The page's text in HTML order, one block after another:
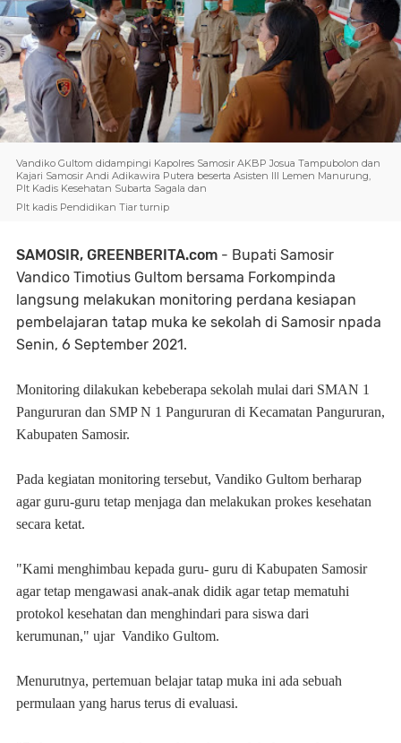
Vandiko Gultom didampingi Kapolres Samosir AKBP Josua Tampubolon dan
Kajari Samosir Andi Adikawira Putera beserta Asisten III Lemen Manurung,
Plt Kadis Kesehatan Subarta Sagala dan
Plt kadis Pendidikan Tiar turnip
SAMOSIR, GREENBERITA.com - Bupati Samosir
Vandico Timotius Gultom bersama Forkompinda
langsung melakukan monitoring perdana kesiapan
pembelajaran tatap muka ke sekolah di Samosir npada
Senin, 6 September 2021.
Monitoring dilakukan kebeberapa sekolah mulai dari SMAN 1
Pangururan dan SMP N 1 Pangururan di Kecamatan Pangururan,
Kabupaten Samosir.
Pada kegiatan monitoring tersebut, Vandiko Gultom berharap
agar guru-guru tetap menjaga dan melakukan prokes kesehatan
secara ketat.
"Kami menghimbau kepada guru- guru di Kabupaten Samosir
agar tetap mengawasi anak-anak didik agar tetap mematuhi
protokol kesehatan dan menghindari para siswa dari
kerumunan," ujar Vandiko Gultom.
Menurutnya, pertemuan belajar tatap muka ini ada sebuah
permulaan yang harus terus di evaluasi.